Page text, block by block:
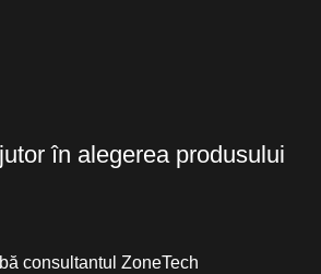
în alegerea produsului
consultantul ZoneTech